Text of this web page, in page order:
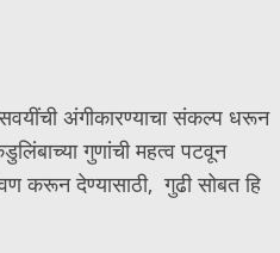
अंगीकारण्याचा संकल्प धरून
गुणांची महत्व पटवून
करून देण्यासाठी, गुढी सोबत हि